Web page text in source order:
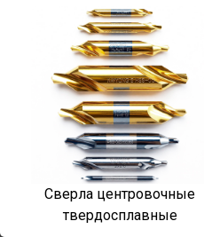
Сверла центровочные
твердосплавные